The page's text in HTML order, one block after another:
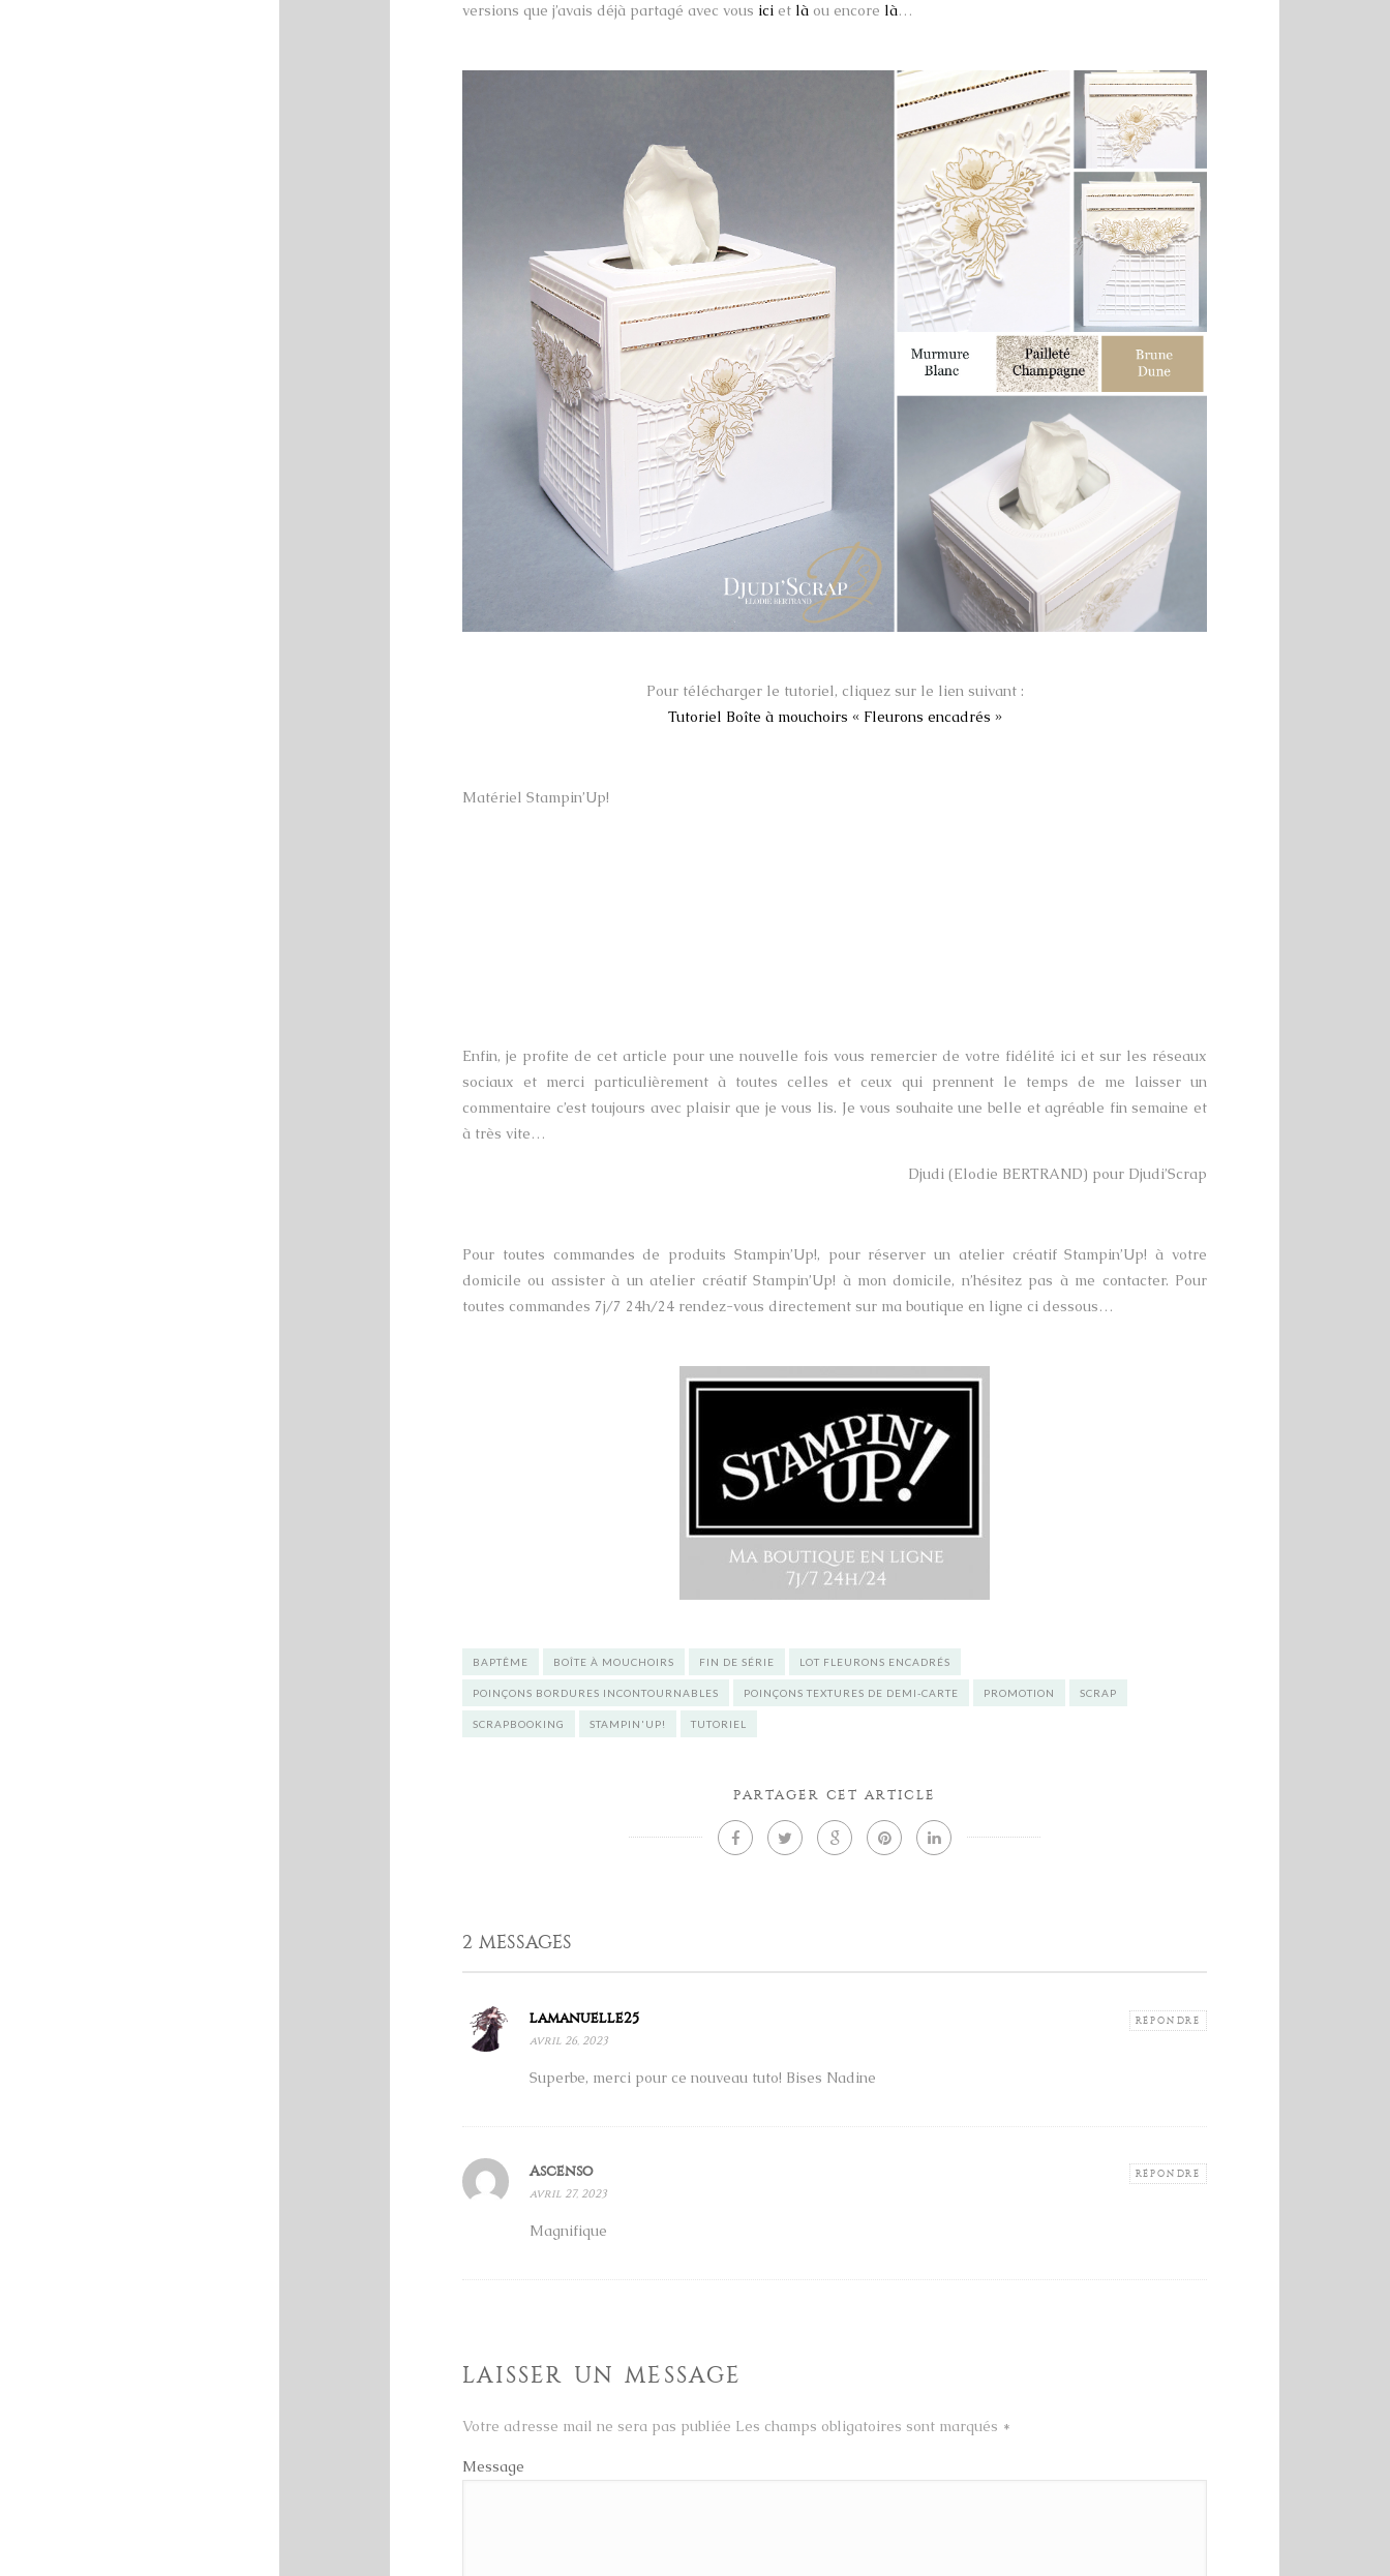
versions que j’avais déjà partagé avec vous ici et là ou encore là…
Pour télécharger le tutoriel, cliquez sur le lien suivant :
Tutoriel Boîte à mouchoirs « Fleurons encadrés »
Matériel Stampin’Up!
Enfin, je profite de cet article pour une nouvelle fois vous remercier de votre fidélité ici et sur les réseaux
sociaux et merci particulièrement à toutes celles et ceux qui prennent le temps de me laisser un
commentaire c’est toujours avec plaisir que je vous lis. Je vous souhaite une belle et agréable fin semaine et
à très vite…
Djudi (Elodie BERTRAND) pour Djudi’Scrap
Pour toutes commandes de produits Stampin’Up!, pour réserver un atelier créatif Stampin’Up! à votre
domicile ou assister à un atelier créatif Stampin’Up! à mon domicile, n’hésitez pas à me contacter. Pour
toutes commandes 7j/7 24h/24 rendez-vous directement sur ma boutique en ligne ci dessous…
BAPTÊME BOÎTE À MOUCHOIRS FIN DE SÉRIE LOT FLEURONS ENCADRÉS
POINÇONS BORDURES INCONTOURNABLES POINÇONS TEXTURES DE DEMI-CARTE PROMOTION SCRAP
SCRAPBOOKING STAMPIN'UP! TUTORIEL
PARTAGER CET ARTICLE
2 MESSAGES
lamanuelle25 RÉPONDRE
avril 26, 2023
Superbe, merci pour ce nouveau tuto! Bises Nadine
Ascenso RÉPONDRE
avril 27, 2023
Magnifique
LAISSER UN MESSAGE
Votre adresse mail ne sera pas publiée Les champs obligatoires sont marqués *
Message